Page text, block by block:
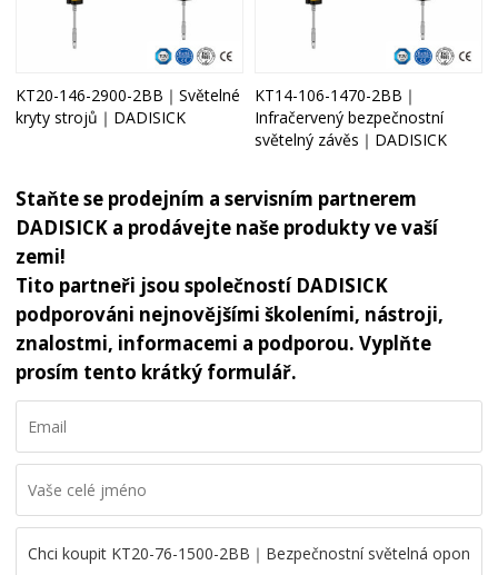
KT20-146-2900-2BB｜Světelné
kryty strojů｜DADISICK
KT14-106-1470-2BB｜
Infračervený bezpečnostní
světelný závěs｜DADISICK
Staňte se prodejním a servisním partnerem
DADISICK a prodávejte naše produkty ve vaší
zemi!
Tito partneři jsou společností DADISICK
podporováni nejnovějšími školeními, nástroji,
znalostmi, informacemi a podporou. Vyplňte
prosím tento krátký formulář.